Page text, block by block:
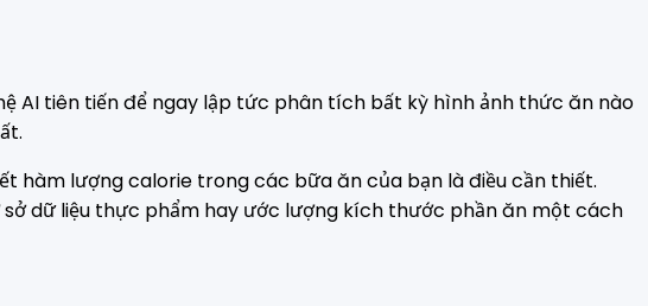
AI tiên tiến để ngay lập tức phân tích bất kỳ hình ảnh thức ăn nào
hàm lượng calorie trong các bữa ăn của bạn là điều cần thiết.
dữ liệu thực phẩm hay ước lượng kích thước phần ăn một cách